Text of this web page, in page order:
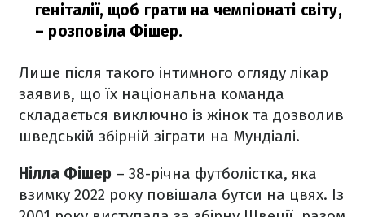
геніталії, щоб грати на чемпіонаті світу,
– розповіла Фішер.
Лише після такого інтимного огляду лікар
заявив, що їх національна команда
складається виключно із жінок та дозволив
шведській збірній зіграти на Мундіалі.
Нілла Фішер – 38-річна футболістка, яка
взимку 2022 року повішала бутси на цвях. Із